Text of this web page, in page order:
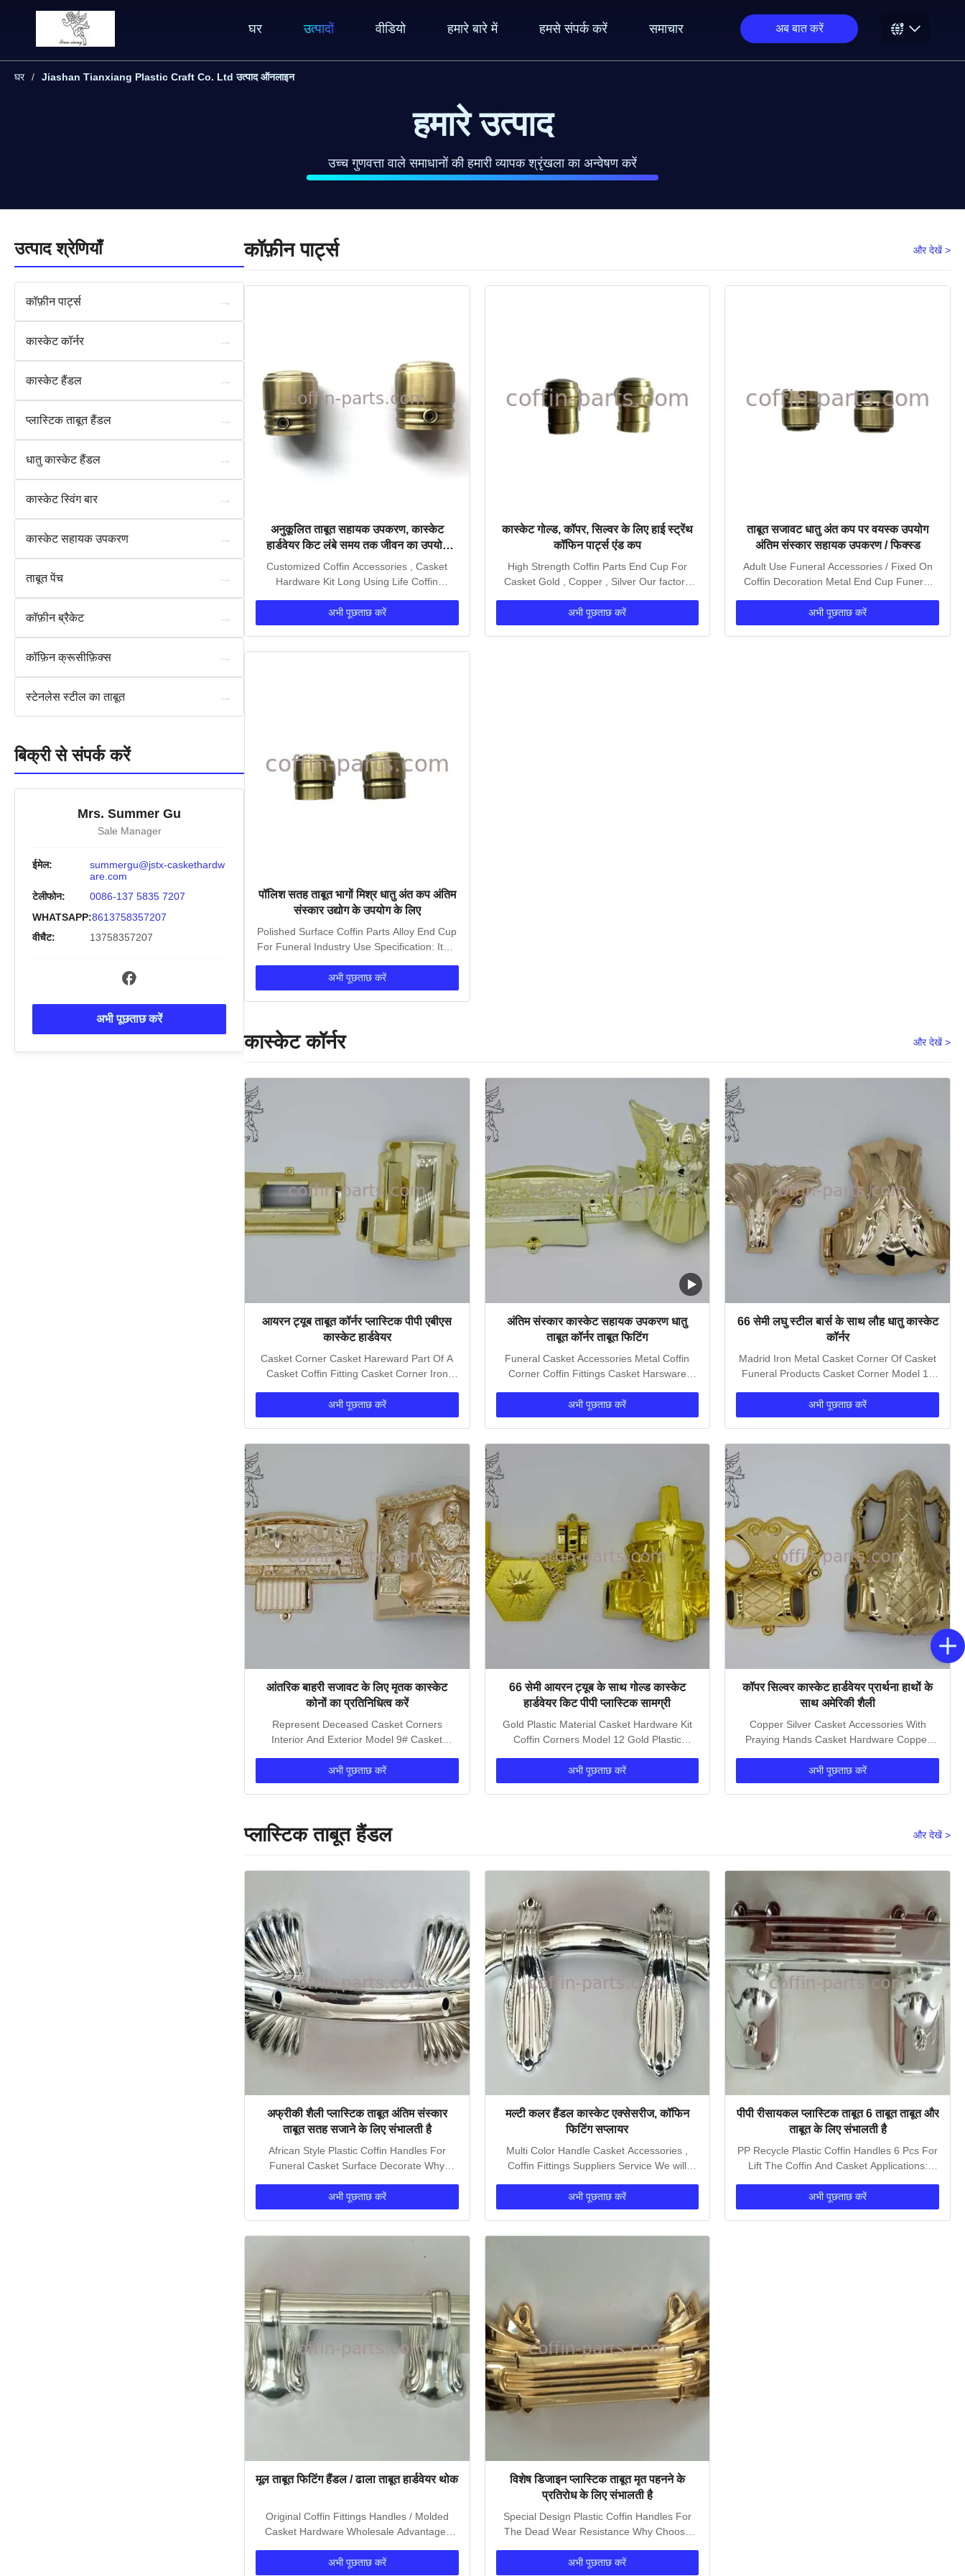
घर उत्पादों वीडियो हमारे बारे में हमसे संपर्क करें समाचार अब बात करें
घर Jiashan Tianxiang Plastic Craft Co. Ltd उत्पाद ऑनलाइन
हमारे उत्पाद
उच्च गुणवत्ता वाले समाधानों की हमारी व्यापक श्रृंखला का अन्वेषण करें
उत्पाद श्रेणियाँ
कॉफ़ीन पार्ट्स →
कास्केट कॉर्नर →
कास्केट हैंडल →
प्लास्टिक ताबूत हैंडल →
धातु कास्केट हैंडल →
कास्केट स्विंग बार →
कास्केट सहायक उपकरण →
ताबूत पेंच →
कॉफ़ीन ब्रैकेट →
कॉफ़िन क्रूसीफ़िक्स →
स्टेनलेस स्टील का ताबूत →
बिक्री से संपर्क करें
Mrs. Summer Gu
Sale Manager
ईमेल:
summergu@jstx-caskethardw
are.com
टेलीफोन:
0086-137 5835 7207
WHATSAPP:8613758357207
वीचैट:
13758357207
अभी पूछताछ करें
कॉफ़ीन पार्ट्स और देखें >
अनुकूलित ताबूत सहायक उपकरण, कास्केट
हार्डवेयर किट लंबे समय तक जीवन का उपयोग
करना
Customized Coffin Accessories , Casket
Hardware Kit Long Using Life Coffin
अभी पूछताछ करें
कास्केट गोल्ड, कॉपर, सिल्वर के लिए हाई स्ट्रेंथ
कॉफिन पार्ट्स एंड कप
High Strength Coffin Parts End Cup For
Casket Gold , Copper , Silver Our factory
अभी पूछताछ करें
ताबूत सजावट धातु अंत कप पर वयस्क उपयोग
अंतिम संस्कार सहायक उपकरण / फिक्स्ड
Adult Use Funeral Accessories / Fixed On
Coffin Decoration Metal End Cup Funeral
अभी पूछताछ करें
पॉलिश सतह ताबूत भागों मिश्र धातु अंत कप अंतिम
संस्कार उद्योग के उपयोग के लिए
Polished Surface Coffin Parts Alloy End Cup
For Funeral Industry Use​ Specification: Item
अभी पूछताछ करें
कास्केट कॉर्नर और देखें >
आयरन ट्यूब ताबूत कॉर्नर प्लास्टिक पीपी एबीएस
कास्केट हार्डवेयर
Casket Corner Casket Hareward Part Of A
Casket Coffin Fitting Casket Corner Iron
अभी पूछताछ करें
अंतिम संस्कार कास्केट सहायक उपकरण धातु
ताबूत कॉर्नर ताबूत फिटिंग
Funeral Casket Accessories Metal Coffin
Corner Coffin Fittings Casket Harsware
अभी पूछताछ करें
66 सेमी लघु स्टील बार्स के साथ लौह धातु कास्केट
कॉर्नर
Madrid Iron Metal Casket Corner Of Casket
Funeral Products Casket Corner Model 1#
अभी पूछताछ करें
आंतरिक बाहरी सजावट के लिए मृतक कास्केट
कोनों का प्रतिनिधित्व करें
Represent Deceased Casket Corners
Interior And Exterior Model 9# Casket
अभी पूछताछ करें
66 सेमी आयरन ट्यूब के साथ गोल्ड कास्केट
हार्डवेयर किट पीपी प्लास्टिक सामग्री
Gold Plastic Material Casket Hardware Kit
Coffin Corners Model 12 Gold Plastic
अभी पूछताछ करें
कॉपर सिल्वर कास्केट हार्डवेयर प्रार्थना हाथों के
साथ अमेरिकी शैली
Copper Silver Casket Accessories With
Praying Hands Casket Hardware Copper
अभी पूछताछ करें
प्लास्टिक ताबूत हैंडल और देखें >
अफ्रीकी शैली प्लास्टिक ताबूत अंतिम संस्कार
ताबूत सतह सजाने के लिए संभालती है
African Style Plastic Coffin Handles For
Funeral Casket Surface Decorate​ Why
अभी पूछताछ करें
मल्टी कलर हैंडल कास्केट एक्सेसरीज, कॉफिन
फिटिंग सप्लायर
Multi Color Handle Casket Accessories ,
Coffin Fittings Suppliers Service We will
अभी पूछताछ करें
पीपी रीसायकल प्लास्टिक ताबूत 6 ताबूत ताबूत और
ताबूत के लिए संभालती है
PP Recycle Plastic Coffin Handles 6 Pcs For
Lift The Coffin And Casket Applications:
अभी पूछताछ करें
मूल ताबूत फिटिंग हैंडल / ढाला ताबूत हार्डवेयर थोक
Original Coffin Fittings Handles / Molded
Casket Hardware Wholesale Advantage:
अभी पूछताछ करें
विशेष डिजाइन प्लास्टिक ताबूत मृत पहनने के
प्रतिरोध के लिए संभालती है
Special Design Plastic Coffin Handles For
The Dead Wear Resistance Why Choose
अभी पूछताछ करें